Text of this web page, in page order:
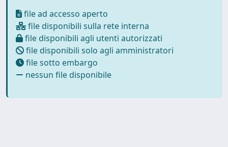
file ad accesso aperto
file disponibili sulla rete interna
file disponibili agli utenti autorizzati
file disponibili solo agli amministratori
file sotto embargo
nessun file disponibile